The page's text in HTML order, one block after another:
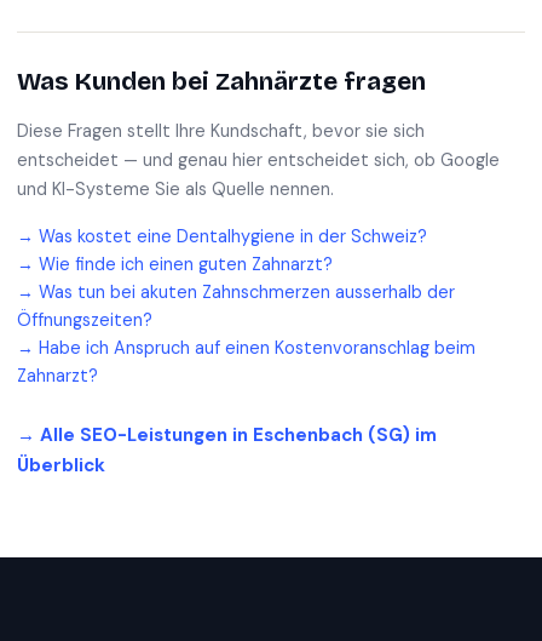
Was Kunden bei Zahnärzte fragen
Diese Fragen stellt Ihre Kundschaft, bevor sie sich
entscheidet — und genau hier entscheidet sich, ob Google
und KI-Systeme Sie als Quelle nennen.
→ Was kostet eine Dentalhygiene in der Schweiz?
→ Wie finde ich einen guten Zahnarzt?
→ Was tun bei akuten Zahnschmerzen ausserhalb der
Öffnungszeiten?
→ Habe ich Anspruch auf einen Kostenvoranschlag beim
Zahnarzt?
→ Alle SEO-Leistungen in Eschenbach (SG) im
Überblick